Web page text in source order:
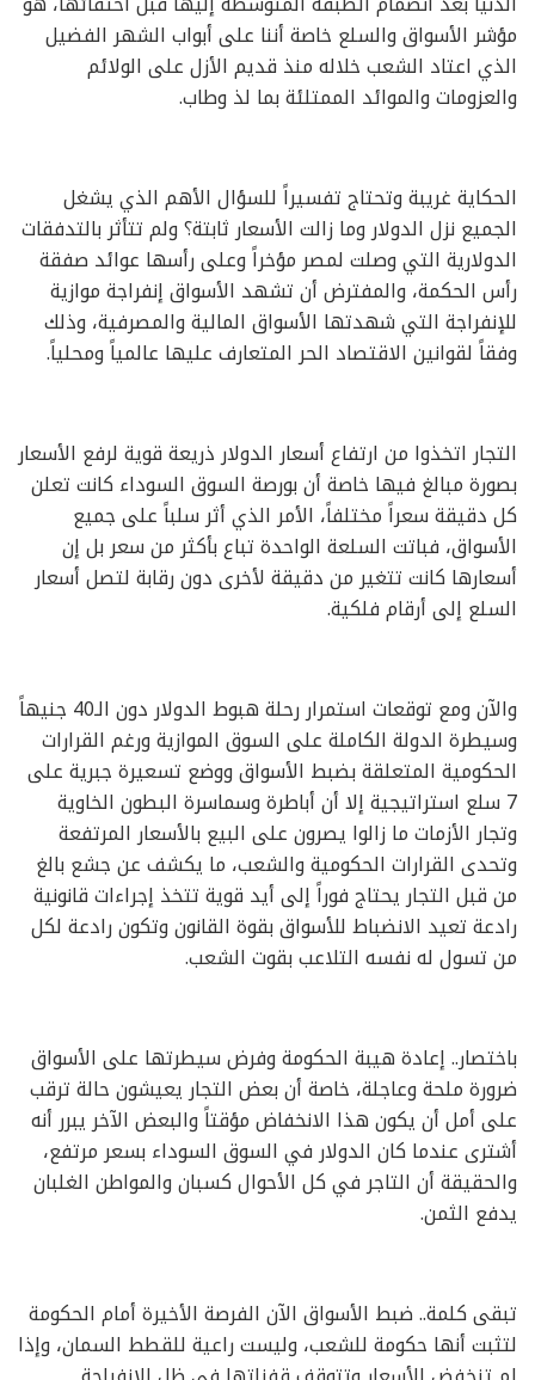
مؤشر الأسواق والسلع خاصة أننا على أبواب الشهر الفضيل
الذي اعتاد الشعب خلاله منذ قديم الأزل على الولائم
والعزومات والموائد الممتلئة بما لذ وطاب.
الحكاية غريبة وتحتاج تفسيراً للسؤال الأهم الذي يشغل
الجميع نزل الدولار وما زالت الأسعار ثابتة؟ ولم تتأثر بالتدفقات
الدولارية التي وصلت لمصر مؤخراً وعلى رأسها عوائد صفقة
رأس الحكمة، والمفترض أن تشهد الأسواق إنفراجة موازية
للإنفراجة التي شهدتها الأسواق المالية والمصرفية، وذلك
وفقاً لقوانين الاقتصاد الحر المتعارف عليها عالمياً ومحلياً.
التجار اتخذوا من ارتفاع أسعار الدولار ذريعة قوية لرفع الأسعار
بصورة مبالغ فيها خاصة أن بورصة السوق السوداء كانت تعلن
كل دقيقة سعراً مختلفاً، الأمر الذي أثر سلباً على جميع
الأسواق، فباتت السلعة الواحدة تباع بأكثر من سعر بل إن
أسعارها كانت تتغير من دقيقة لأخرى دون رقابة لتصل أسعار
السلع إلى أرقام فلكية.
والآن ومع توقعات استمرار رحلة هبوط الدولار دون الـ40 جنيهاً
وسيطرة الدولة الكاملة على السوق الموازية ورغم القرارات
الحكومية المتعلقة بضبط الأسواق ووضع تسعيرة جبرية على
7 سلع استراتيجية إلا أن أباطرة وسماسرة البطون الخاوية
وتجار الأزمات ما زالوا يصرون على البيع بالأسعار المرتفعة
وتحدى القرارات الحكومية والشعب، ما يكشف عن جشع بالغ
من قبل التجار يحتاج فوراً إلى أيد قوية تتخذ إجراءات قانونية
رادعة تعيد الانضباط للأسواق بقوة القانون وتكون رادعة لكل
من تسول له نفسه التلاعب بقوت الشعب.
باختصار.. إعادة هيبة الحكومة وفرض سيطرتها على الأسواق
ضرورة ملحة وعاجلة، خاصة أن بعض التجار يعيشون حالة ترقب
على أمل أن يكون هذا الانخفاض مؤقتاً والبعض الآخر يبرر أنه
أشترى عندما كان الدولار في السوق السوداء بسعر مرتفع،
والحقيقة أن التاجر في كل الأحوال كسبان والمواطن الغلبان
يدفع الثمن.
تبقى كلمة.. ضبط الأسواق الآن الفرصة الأخيرة أمام الحكومة
لتثبت أنها حكومة للشعب، وليست راعية للقطط السمان، وإذا